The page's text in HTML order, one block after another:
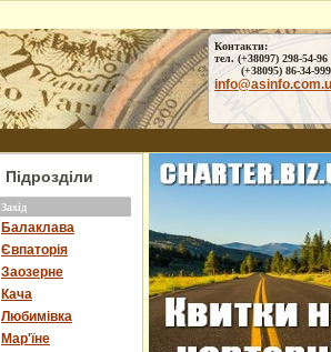
Контакти:
тел. (+38097) 298-54-96
(+38095) 86-34-999
Підрозділи
Захід
Балаклава
Євпаторія
Заозерне
Кача
Любимівка
Мар'їне